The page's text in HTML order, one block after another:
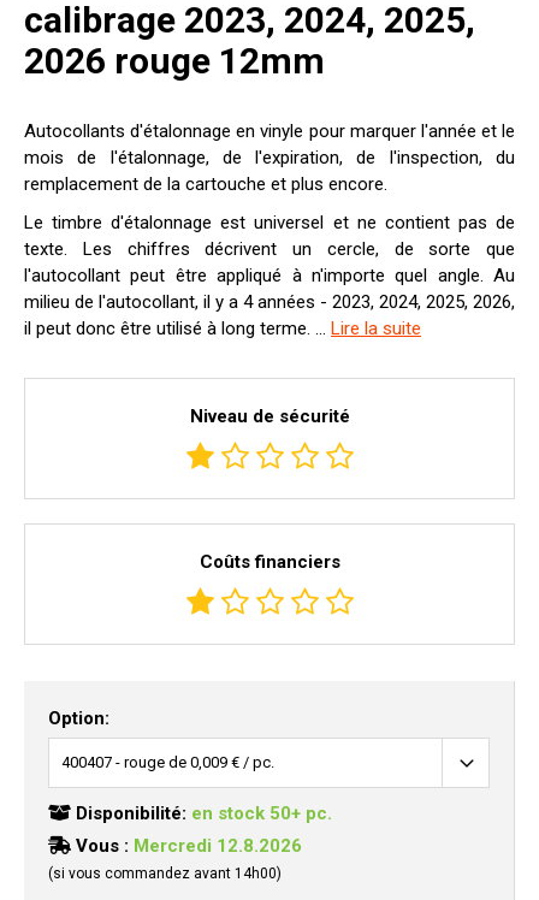
calibrage 2023, 2024, 2025,
2026 rouge 12mm
Autocollants d'étalonnage en vinyle pour marquer l'année et le
mois de l'étalonnage, de l'expiration, de l'inspection, du
remplacement de la cartouche et plus encore.
Le timbre d'étalonnage est universel et ne contient pas de
texte. Les chiffres décrivent un cercle, de sorte que
l'autocollant peut être appliqué à n'importe quel angle. Au
milieu de l'autocollant, il y a 4 années - 2023, 2024, 2025, 2026,
il peut donc être utilisé à long terme. ... Lire la suite
Niveau de sécurité
Coûts financiers
Option:
Disponibilité: en stock 50+ pc.
Vous : Mercredi 12.8.2026
(si vous commandez avant 14h00)